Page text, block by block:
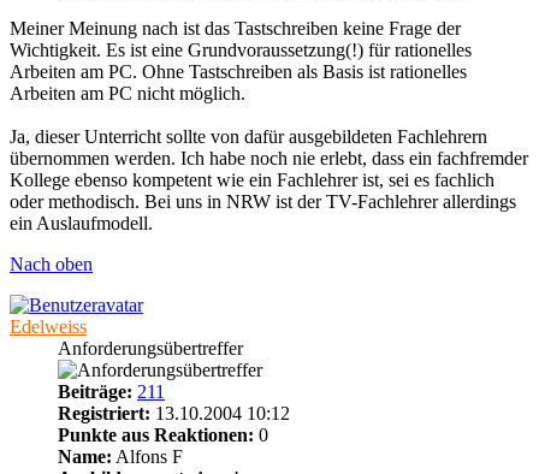
Meiner Meinung nach ist das Tastschreiben keine Frage der
Wichtigkeit. Es ist eine Grundvoraussetzung(!) für rationelles
Arbeiten am PC. Ohne Tastschreiben als Basis ist rationelles
Arbeiten am PC nicht möglich.
Ja, dieser Unterricht sollte von dafür ausgebildeten Fachlehrern
übernommen werden. Ich habe noch nie erlebt, dass ein fachfremder
Kollege ebenso kompetent wie ein Fachlehrer ist, sei es fachlich
oder methodisch. Bei uns in NRW ist der TV-Fachlehrer allerdings
ein Auslaufmodell.
Nach oben
Edelweiss
Anforderungsübertreffer
Beiträge: 211
Registriert: 13.10.2004 10:12
Punkte aus Reaktionen: 0
Name: Alfons F